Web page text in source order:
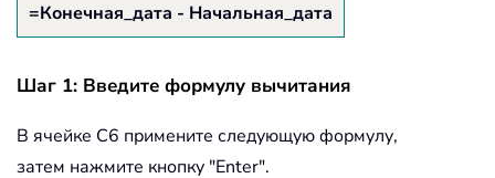
=Конечная_дата - Начальная_дата
Шаг 1: Введите формулу вычитания
В ячейке C6 примените следующую формулу,
затем нажмите кнопку "Enter".